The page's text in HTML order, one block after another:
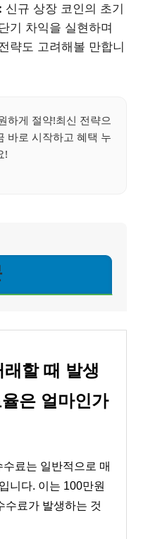
신규 상장 코인의 초기
기 차익을 실현하며
략도 고려해볼 만합니
하게 절약!최신 전략으
바로 시작하고 혜택 누
!
할 때 발생
은 얼마인가
료는 일반적으로 매
니다. 이는 100만원
수료가 발생하는 것